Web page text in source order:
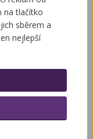
na tlačítko
sběrem a
nejlepší